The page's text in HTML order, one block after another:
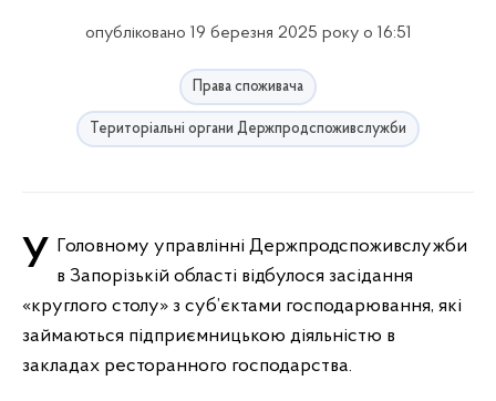
опубліковано 19 березня 2025 року о 16:51
Права споживача
Територіальні органи Держпродспоживслужби
У Головному управлінні Держпродспоживслужби в Запорізькій області відбулося засідання
«круглого столу» з суб’єктами господарювання, які
займаються підприємницькою діяльністю в
закладах ресторанного господарства.